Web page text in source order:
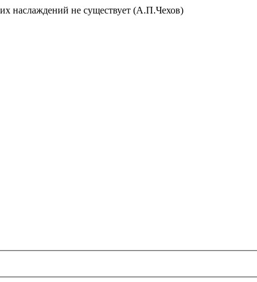
наслаждений не существует (А.П.Чехов)